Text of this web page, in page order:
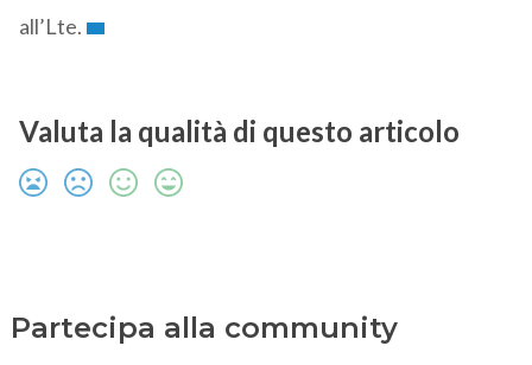
all’Lte.
Valuta la qualità di questo articolo
Partecipa alla community